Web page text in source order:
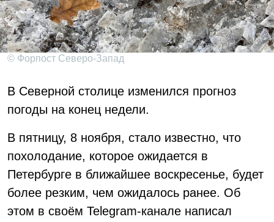
© Форпост Северо-Запад
В Северной столице изменился прогноз
погоды на конец недели.
В пятницу, 8 ноября, стало известно, что
похолодание, которое ожидается в
Петербурге в ближайшее воскресенье, будет
более резким, чем ожидалось ранее. Об
этом в своём Telegram-канале написал